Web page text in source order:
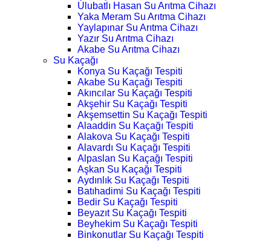
Ulubatlı Hasan Su Arıtma Cihazı
Yaka Meram Su Arıtma Cihazı
Yaylapınar Su Arıtma Cihazı
Yazır Su Arıtma Cihazı
Akabe Su Arıtma Cihazı
Su Kaçağı
Konya Su Kaçağı Tespiti
Akabe Su Kaçağı Tespiti
Akıncılar Su Kaçağı Tespiti
Akşehir Su Kaçağı Tespiti
Akşemsettin Su Kaçağı Tespiti
Alaaddin Su Kaçağı Tespiti
Alakova Su Kaçağı Tespiti
Alavardı Su Kaçağı Tespiti
Alpaslan Su Kaçağı Tespiti
Aşkan Su Kaçağı Tespiti
Aydınlık Su Kaçağı Tespiti
Batıhadimi Su Kaçağı Tespiti
Bedir Su Kaçağı Tespiti
Beyazıt Su Kaçağı Tespiti
Beyhekim Su Kaçağı Tespiti
Binkonutlar Su Kaçağı Tespiti